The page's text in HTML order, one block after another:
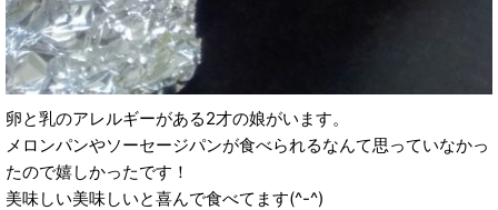
卵と乳のアレルギーがある2才の娘がいます。
メロンパンやソーセージパンが食べられるなんて思っていなかっ
たので嬉しかったです！
美味しい美味しいと喜んで食べてます(^-^)